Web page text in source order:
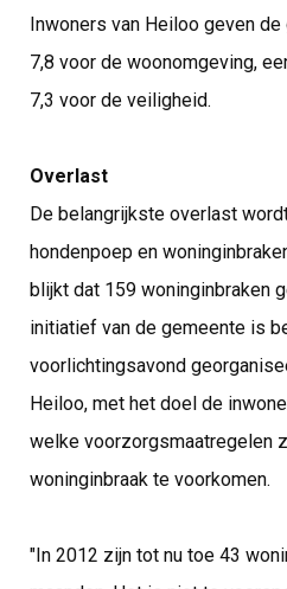
Inwoners van Heiloo geven
7,8 voor de woonomgeving,
7,3 voor de veiligheid.
Overlast
De belangrijkste overlast
hondenpoep en
blijkt dat 159 woninginbraken
initiatief van de gemeente is
voorlichtingsavond
Heiloo, met het doel de
welke voorzorgsmaatregelen
woninginbraak te voorkomen.
"In 2012 zijn tot nu toe 43